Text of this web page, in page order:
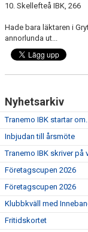
10. Skellefteå IBK, 266
Hade bara läktaren i
annorlunda ut...
Nyhetsarkiv
Tranemo IBK startar om.
Inbjudan till årsmöte
Tranemo IBK skriver på
Företagscupen 2026
Företagscupen 2026
Klubbkväll med
Fritidskortet